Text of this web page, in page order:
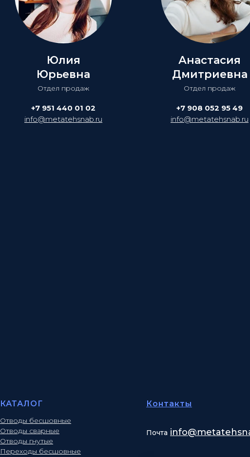
Юлия
Юрьевна
Отдел продаж
+7 951 440 01 02
info@metatehsnab.ru
Анастасия
Дмитриевна
Отдел продаж
+7 908 052 95 49
info@metatehsnab.ru
КАТАЛОГ
Отводы бесшовные
Отводы сварные
Отводы гнутые
Переходы бесшовные
Контакты
Почта info